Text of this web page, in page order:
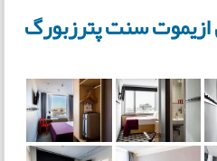
ازیموت سنت پترزبورگ